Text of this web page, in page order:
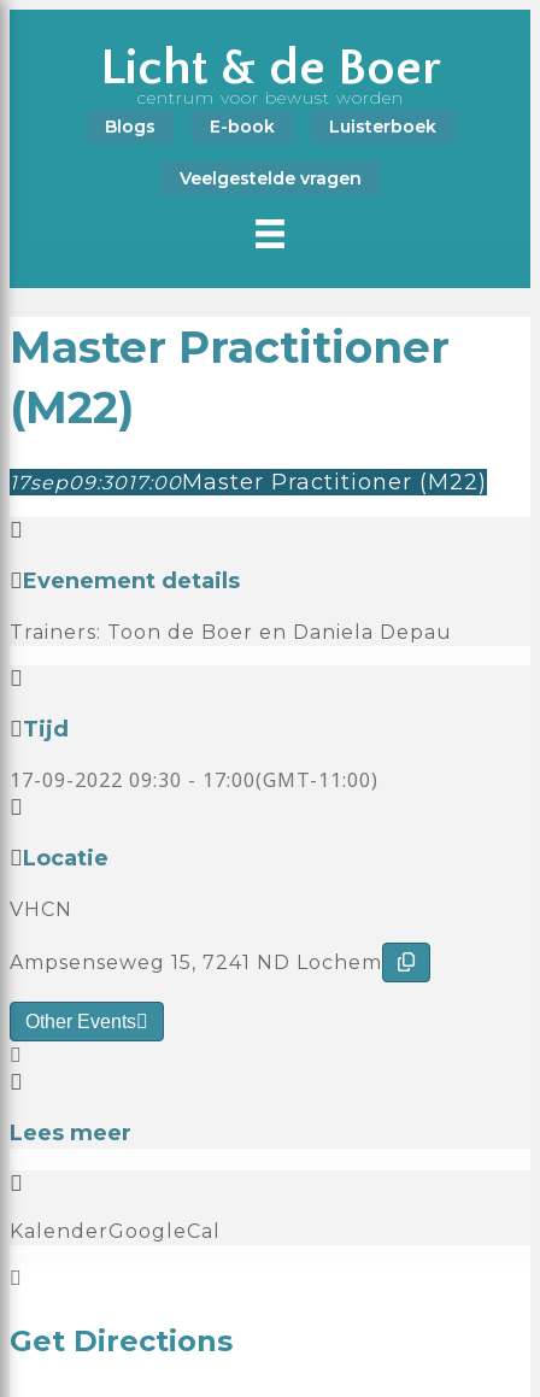
Licht & de Boer
centrum voor bewust worden
Blogs
E-book Luisterboek
Veelgestelde vragen
Master Practitioner
(M22)
17sep09:3017:00Master Practitioner (M22)
Evenement details
Trainers: Toon de Boer en Daniela Depau
Tijd
17-09-2022 09:30 - 17:00(GMT-11:00)
Locatie
VHCN
Ampsenseweg 15, 7241 ND Lochem
Other Events
Lees meer
KalenderGoogleCal
Get Directions